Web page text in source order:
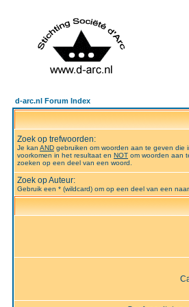
d-arc.nl Forum Index
Zoek op trefwoorden:
Je kan AND gebruiken om woorden aan te geven die
voorkomen in het resultaat en NOT om woorden aan
zoeken op een deel van een woord.
Zoek op Auteur:
Gebruik een * (wildcard) om op een deel van een